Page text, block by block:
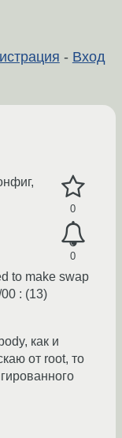
- Вход
0
0
to make swap
: (13)
как и
от root, то